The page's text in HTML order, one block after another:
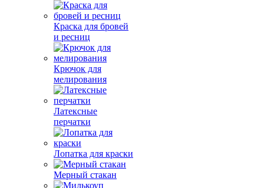
Краска для бровей
и ресниц
Крючок для
мелирования
Латексные
перчатки
Лопатка для краски
Мерный стакан